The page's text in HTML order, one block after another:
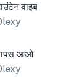
वाइब
आओ